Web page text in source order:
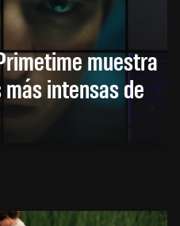
muestra
intensas de